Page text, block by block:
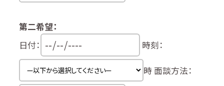
第二希望：
日付：
時刻：
時 面談方法：